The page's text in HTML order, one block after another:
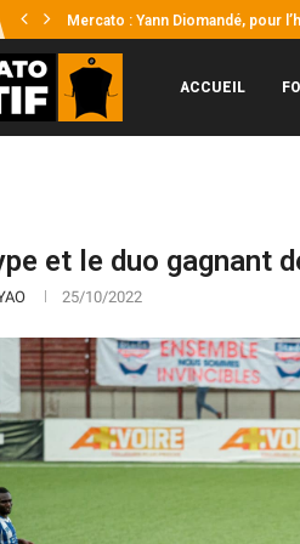
Mercato : Yann Diomandé, pour
Afrobasket U18 2026 : Les
UFOA-B : les Éléphanteaux
Supercoupe Félix Houphouët-
Mercato : Ousmane Diakité file en
CAN féminine 2026 : des
Sporting Club de Gagnoa : Yaya
UFOA-B U20 2026 : les
ACCUEIL
et le duo gagnant
25/10/2022